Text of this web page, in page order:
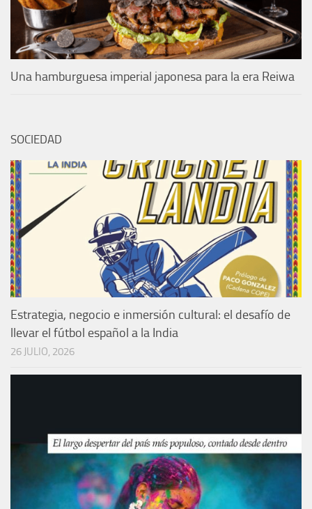
Una hamburguesa imperial japonesa para la era Reiwa
SOCIEDAD
Estrategia, negocio e inmersión cultural: el desafío de
llevar el fútbol español a la India
26 JULIO, 2026